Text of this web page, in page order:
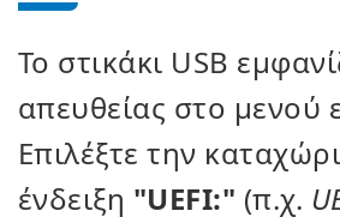
Το στικάκι USB
απευθείας στο μενού
Επιλέξτε την
ένδειξη "UEFI:" (π.χ.